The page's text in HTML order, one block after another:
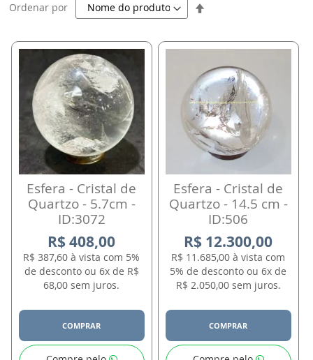
Ordenar por
Esfera - Cristal de
Quartzo - 5.7cm -
ID:3072
R$ 408,00
R$ 387,60 à vista com 5%
de desconto ou 6x de R$
68,00 sem juros.
COMPRAR
Esfera - Cristal de
Quartzo - 14.5 cm -
ID:506
R$ 12.300,00
R$ 11.685,00 à vista com
5% de desconto ou 6x de
R$ 2.050,00 sem juros.
COMPRAR